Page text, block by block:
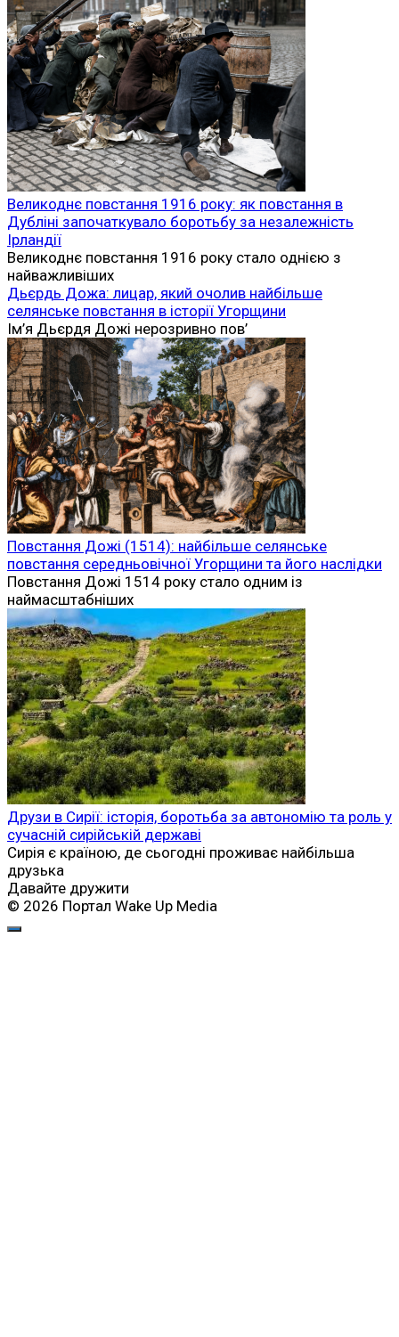
Великоднє повстання 1916 року: як повстання в
Дубліні започаткувало боротьбу за незалежність
Ірландії
Великоднє повстання 1916 року стало однією з
найважливіших
Дьєрдь Дожа: лицар, який очолив найбільше
селянське повстання в історії Угорщини
Ім’я Дьєрдя Дожі нерозривно пов’
Повстання Дожі (1514): найбільше селянське
повстання середньовічної Угорщини та його наслідки
Повстання Дожі 1514 року стало одним із
наймасштабніших
Друзи в Сирії: історія, боротьба за автономію та роль у
сучасній сирійській державі
Сирія є країною, де сьогодні проживає найбільша
друзька
Давайте дружити
© 2026 Портал Wake Up Media